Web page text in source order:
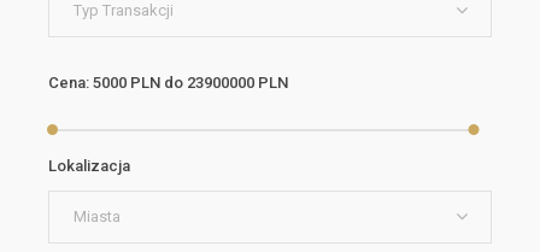
Typ Transakcji
Cena: 5000 PLN do 23900000 PLN
Lokalizacja
Miasta